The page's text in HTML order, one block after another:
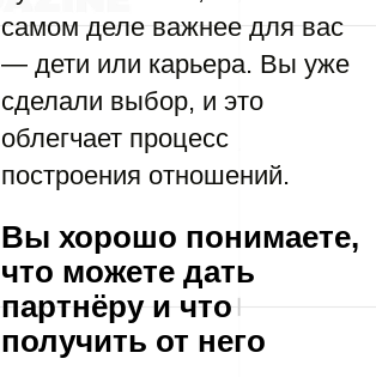
самом деле важнее для вас
— дети или карьера. Вы уже
сделали выбор, и это
облегчает процесс
построения отношений.
Вы хорошо понимаете,
что можете дать
партнёру и что
получить от него